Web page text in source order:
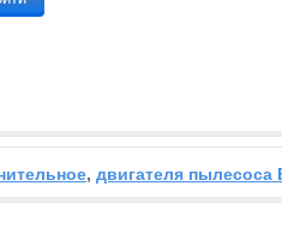
, двигателя пылесоса